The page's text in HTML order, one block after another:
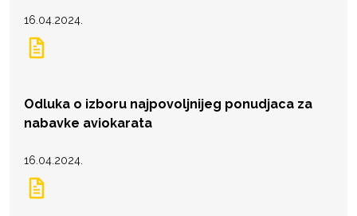
16.04.2024.
Odluka o izboru najpovoljnijeg ponudjaca za
nabavke aviokarata
16.04.2024.